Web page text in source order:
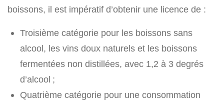
boissons, il est impératif d’obtenir une licence de :
Troisième catégorie pour les boissons sans
alcool, les vins doux naturels et les boissons
fermentées non distillées, avec 1,2 à 3 degrés
d’alcool ;
Quatrième catégorie pour une consommation